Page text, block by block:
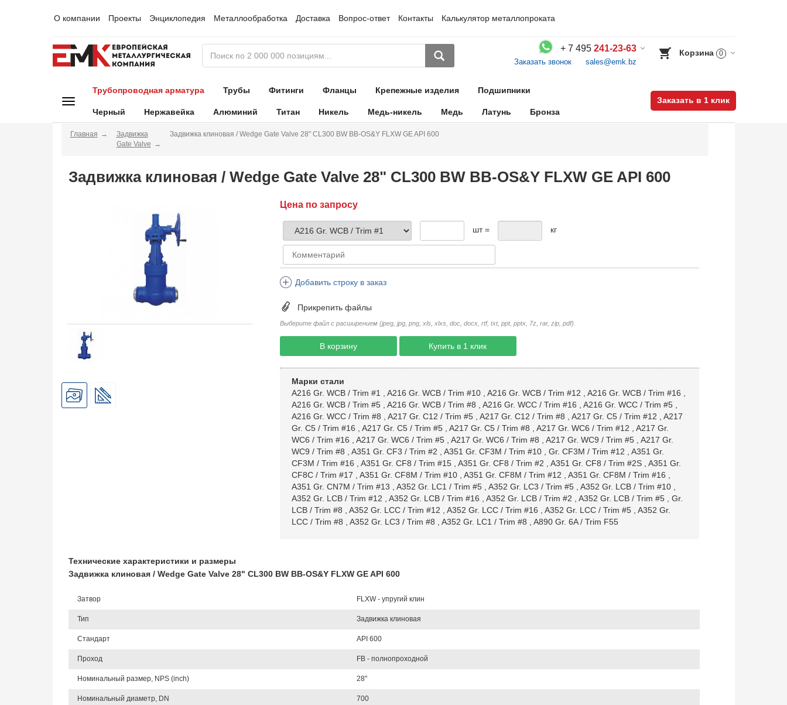
О компании Проекты Энциклопедия Металлообработка Доставка Вопрос-ответ Контакты Калькулятор металлопроката
+ 7 495 241-23-63
Заказать звонок sales@emk.bz
Корзина 0
Трубопроводная арматура Трубы Фитинги Фланцы Крепежные изделия Подшипники
Черный Нержавейка Алюминий Титан Никель Медь-никель Медь Латунь Бронза
Заказать в 1 клик
Главная
Задвижка
Gate Valve
Задвижка клиновая / Wedge Gate Valve 28" CL300 BW BB-OS&Y FLXW GE API 600
Задвижка клиновая / Wedge Gate Valve 28" CL300 BW BB-OS&Y FLXW GE API 600
Цена по запросу
шт = кг
Добавить строку в заказ
Прикрепить файлы
Выберите файл с расширением (jpeg, jpg, png, xls, xlxs, doc, docx, rtf, txt, ppt, pptx, 7z, rar, zip, pdf).
В корзину Купить в 1 клик
Марки стали
A216 Gr. WCB / Trim #1
A216 Gr. WCB / Trim #10, A216 Gr. WCB / Trim #12 A216 Gr. WCB / Trim #16
A216 Gr. WCB / Trim #5, A216 Gr. WCB / Trim #8 A216 Gr. WCC / Trim #16 A216 Gr. WCC / Trim #5,
A216 Gr. WCC / Trim #8
A217 Gr. C12 / Trim #5, A217 Gr. C12 / Trim #8 A217 Gr. C5 / Trim #12
A217
Gr. C5 / Trim #16
A217 Gr. C5 / Trim #5, A217 Gr. C5 / Trim #8 A217 Gr. WC6 / Trim #12
A217 Gr.
WC6 / Trim #16
A217 Gr. WC6 / Trim #5, A217 Gr. WC6 / Trim #8 A217 Gr. WC9 / Trim #5, A217 Gr.
WC9 / Trim #8
A351 Gr. CF3 / Trim #2 A351 Gr. CF3M / Trim #10, Gr. CF3M / Trim #12
A351 Gr.
CF3M / Trim #16
A351 Gr. CF8 / Trim #15, A351 Gr. CF8 / Trim #2 A351 Gr. CF8 / Trim #2S, A351 Gr.
CF8C / Trim #17
A351 Gr. CF8M / Trim #10, A351 Gr. CF8M / Trim #12 A351 Gr. CF8M / Trim #16
A351 Gr. CN7M / Trim #13
A352 Gr. LC1 / Trim #5, A352 Gr. LC3 / Trim #5, A352 Gr. LCB / Trim #10,
A352 Gr. LCB / Trim #12
A352 Gr. LCB / Trim #16 A352 Gr. LCB / Trim #2 A352 Gr. LCB / Trim #5, Gr.
LCB / Trim #8
A352 Gr. LCC / Trim #12 A352 Gr. LCC / Trim #16 A352 Gr. LCC / Trim #5, A352 Gr.
LCC / Trim #8
A352 Gr. LC3 / Trim #8 A352 Gr. LC1 / Trim #8 A890 Gr. 6A / Trim F55
Технические характеристики и размеры
Задвижка клиновая / Wedge Gate Valve 28" CL300 BW BB-OS&Y FLXW GE API 600
Затвор FLXW - упругий клин
Тип Задвижка клиновая
Стандарт API 600
Проход FB - полнопроходной
Номинальный размер, NPS (inch) 28"
Номинальный диаметр, DN 700